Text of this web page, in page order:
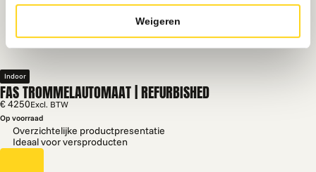
Weigeren
Indoor
FAS TROMMELAUTOMAAT | REFURBISHED
€ 4250Excl. BTW
Op voorraad
Overzichtelijke productpresentatie
Ideaal voor versproducten